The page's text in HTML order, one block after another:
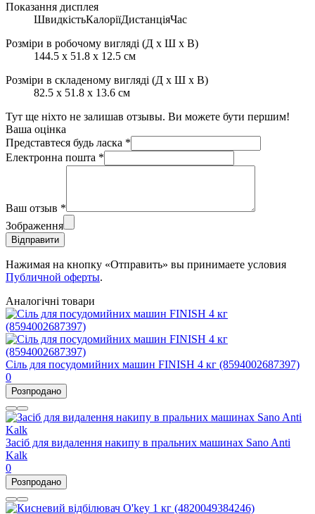
Показання дисплея
ШвидкістьКалоріїДистанціяЧас
Розміри в робочому вигляді (Д x Ш x В)
144.5 x 51.8 x 12.5 см
Розміри в складеному вигляді (Д x Ш x В)
82.5 x 51.8 x 13.6 см
Тут ще ніхто не залишав отзывы. Ви можете бути першим!
Ваша оцінка
Представтеся будь ласка *
Електронна пошта *
Ваш отзыв *
Зображення
Відправити
Нажимая на кнопку «Отправить» вы принимаете условия
Публичной оферты.
Аналогічні товари
Сіль для посудомийних машин FINISH 4 кг (8594002687397)
0
Розпродано
Засіб для видалення накипу в пральних машинах Sano Anti
Kalk
0
Розпродано